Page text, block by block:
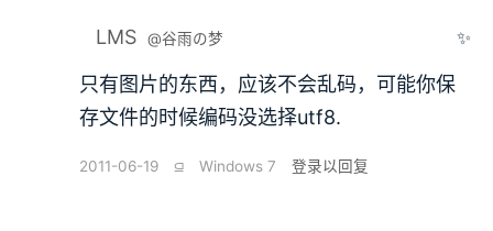
LMS @谷雨の梦 ✨
只有图片的东西，应该不会乱码，可能你保
存文件的时候编码没选择utf8.
2011-06-19 ⫑ Windows 7 登录以回复